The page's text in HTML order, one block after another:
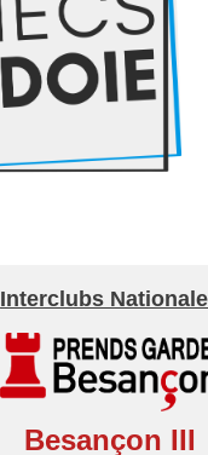
Interclubs
Besançon III